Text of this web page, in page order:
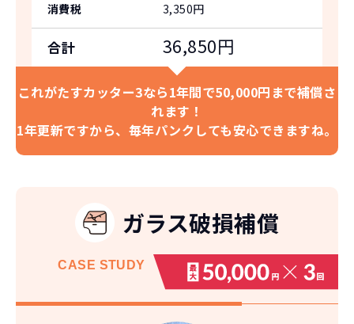
消費税 3,350円
合計 36,850円
これがたすカッター3なら1年間で50,000円まで補償さ
れます！
1年更新ですから、 毎年パンクしても安心できますね。
ガラス破損補償
CASE STUDY